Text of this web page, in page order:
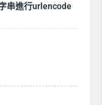
串進行urlencode